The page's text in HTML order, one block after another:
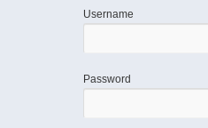
Username
Password